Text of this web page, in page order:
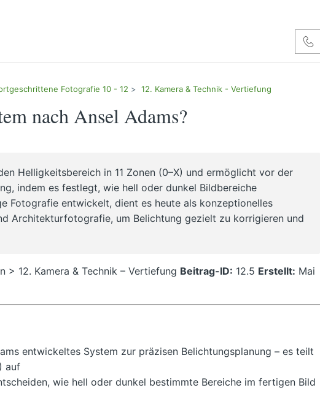
Fotografie 10 - 12 12. Kamera & Technik - Vertiefung
nach Ansel Adams?
Helligkeitsbereich in 11 Zonen (0–X) und ermöglicht vor der
indem es festlegt, wie hell oder dunkel Bildbereiche
Fotografie entwickelt, dient es heute als konzeptionelles
Architekturfotografie, um Belichtung gezielt zu korrigieren und
> 12. Kamera & Technik – Vertiefung Beitrag-ID: 12.5 Erstellt: Mai
entwickeltes System zur präzisen Belichtungsplanung – es teilt
auf
wie hell oder dunkel bestimmte Bereiche im fertigen Bild